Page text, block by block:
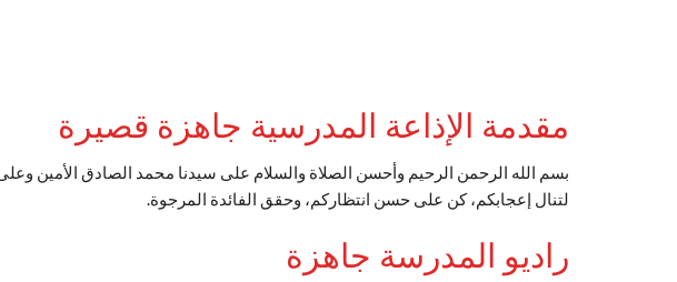
مقدمة الإذاعة المدرسية جاهزة قصيرة
بسم الله الرحمن الرحيم وأحسن الصلاة والسلام على سيدنا محمد الصادق الأمين
لتنال إعجابكم، كن على حسن انتظاركم، وحقق الفائدة المرجوة.
راديو المدرسة جاهزة